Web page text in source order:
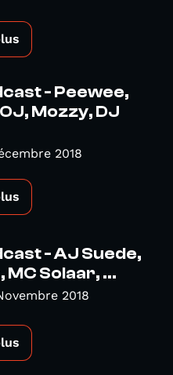
- Peewee,
Mozzy, DJ
2018
- AJ Suede,
MC Solaar, ...
2018